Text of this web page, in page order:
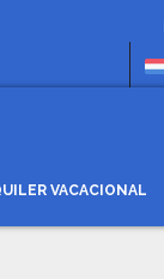
VACACIONAL